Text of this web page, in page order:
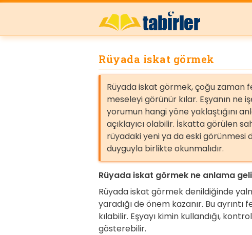
Rüyada iskat görmek
Rüyada iskat görmek, çoğu zaman
meseleyi görünür kılar. Eşyanın ne
yorumun hangi yöne yaklaştığını
açıklayıcı olabilir. İskatta görülen
rüyadaki yeni ya da eski görünmesi
duyguyla birlikte okunmalıdır.
Rüyada iskat görmek ne anlama
Rüyada iskat görmek denildiğinde
yaradığı de önem kazanır. Bu
kılabilir. Eşyayı kimin kullandığı,
gösterebilir.